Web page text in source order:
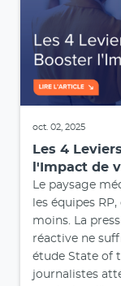
oct. 02, 2025
Les 4
l'Impact de
Le paysage
les équipes
moins. La
réactive ne
étude State of
journalistes